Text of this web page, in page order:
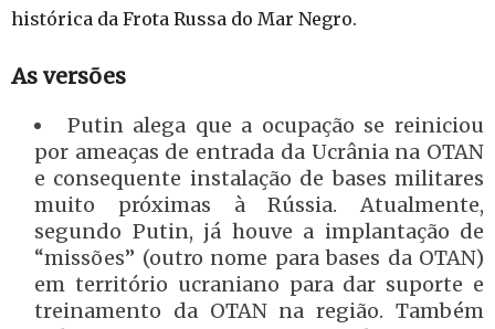
histórica da Frota Russa do Mar Negro.
As versões
Putin alega que a ocupação se reiniciou
por ameaças de entrada da Ucrânia na OTAN
e consequente instalação de bases militares
muito próximas à Rússia. Atualmente,
segundo Putin, já houve a implantação de
“missões” (outro nome para bases da OTAN)
em território ucraniano para dar suporte e
treinamento da OTAN na região. Também